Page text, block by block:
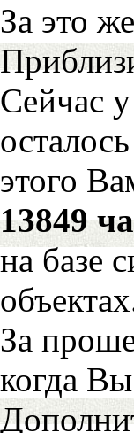
За это
Сейчас
этого
13849
на базе
За
когда